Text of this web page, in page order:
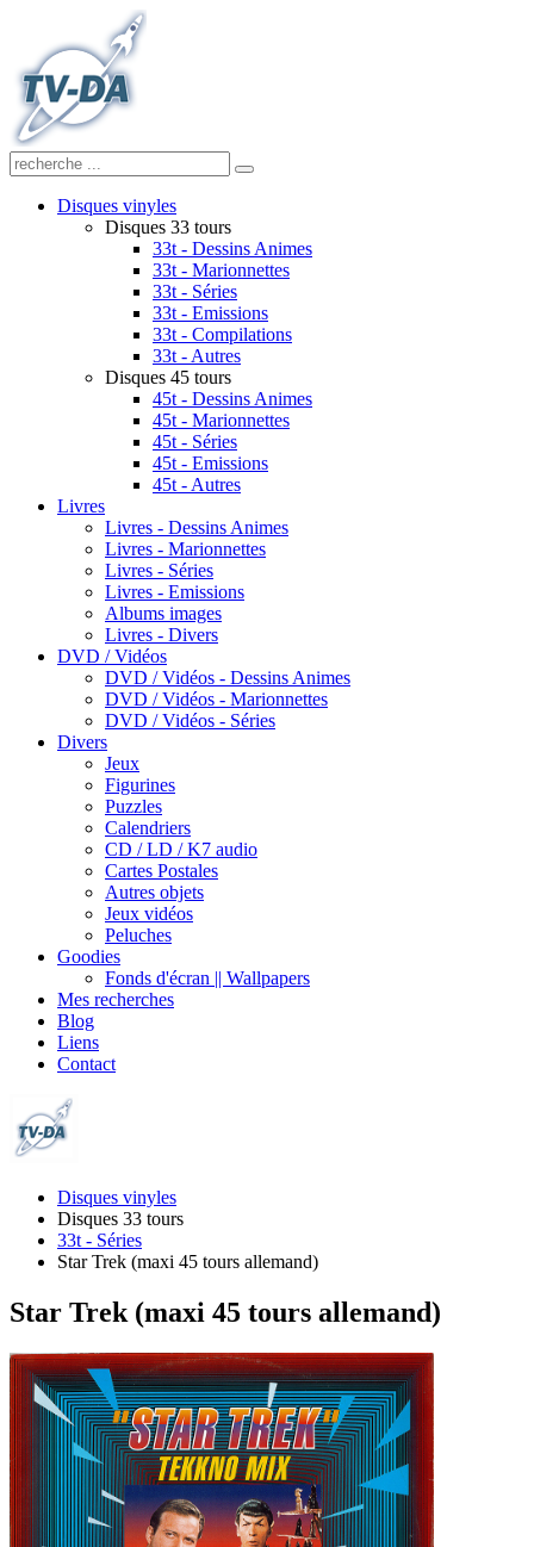
Disques vinyles
Disques 33 tours
33t - Dessins Animes
33t - Marionnettes
33t - Séries
33t - Emissions
33t - Compilations
33t - Autres
Disques 45 tours
45t - Dessins Animes
45t - Marionnettes
45t - Séries
45t - Emissions
45t - Autres
Livres
Livres - Dessins Animes
Livres - Marionnettes
Livres - Séries
Livres - Emissions
Albums images
Livres - Divers
DVD / Vidéos
DVD / Vidéos - Dessins Animes
DVD / Vidéos - Marionnettes
DVD / Vidéos - Séries
Divers
Jeux
Figurines
Puzzles
Calendriers
CD / LD / K7 audio
Cartes Postales
Autres objets
Jeux vidéos
Peluches
Goodies
Fonds d'écran || Wallpapers
Mes recherches
Blog
Liens
Contact
Disques vinyles
Disques 33 tours
33t - Séries
Star Trek (maxi 45 tours allemand)
Star Trek (maxi 45 tours allemand)